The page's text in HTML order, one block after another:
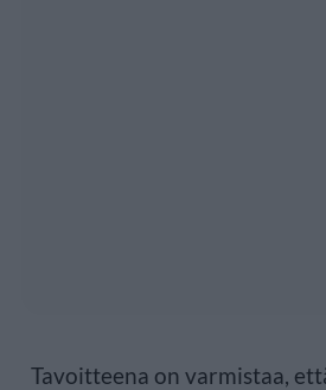
Tavoitteena on varmistaa,